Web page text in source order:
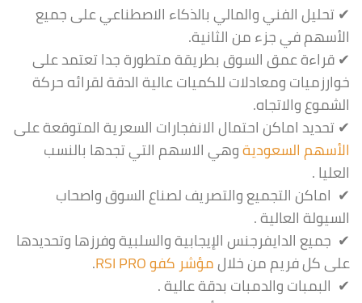
✔ تحليل الفني والمالي بالذكاء الاصطناعي على جميع
الأسهم في جزء من الثانية.
✔ قراءة عمق السوق بطريقة متطورة جدا تعتمد على
خوارزميات ومعادلات للكميات عالية الدقة لقرائه حركة
الشموع والاتجاه.
✔ تحديد اماكن احتمال الانفجارات السعرية المتوقعة على
الأسهم السعوديةوهي الاسهم التي تجدها بالنسب
العليا .
✔ اماكن التجميع والتصريف لصناع السوق واصحاب
السيولة العالية .
✔ جميع الدايفرجنس الإيجابية والسلبية وفرزها وتحديدها
على كل فريم من خلالمؤشر كفو RSI PRO
.
✔ البمبات والدمبات بدقة عالية .